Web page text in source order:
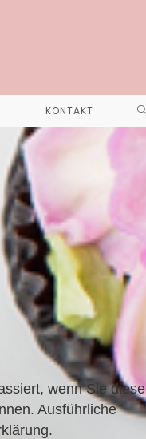
KONTAKT
wenn Sie diese
Ausführliche